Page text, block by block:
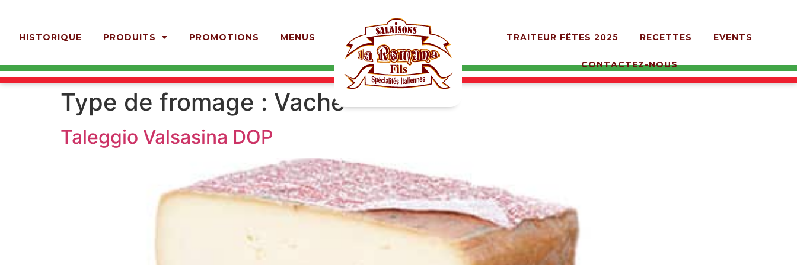
HISTORIQUE PRODUITS PROMOTIONS MENUS TRAITEUR FÊTES 2025 RECETTES EVENTS
CONTACTEZ-NOUS
Type de fromage : Vache
Taleggio Valsasina DOP